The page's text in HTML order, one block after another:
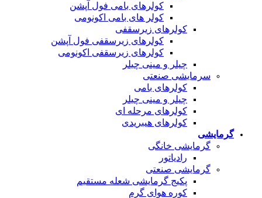
کولرهای بامی فول آپشن
کولر های بامی اکونومی
کولرهای زیرسقفی
کولرهای زیرسقفی فول آپشن
کولرهای زیرسقفی اکونومی
چیلر و مینی چیلر
سرمایشی صنعتی
کولرهای بامی
چیلر و مینی چیلر
کولرهای مرحله ای
کولرهای هیبریدی
گرمایشی
گرمایشی خانگی
رادیاتور
گرمایشی صنعتی
پکیج گرمایشی شعله مستقیم
کوره هوای گرم